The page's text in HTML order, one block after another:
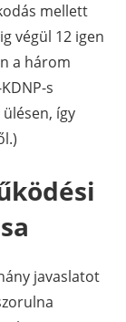
mellett
végül 12 igen
a három
s
így
javaslatot